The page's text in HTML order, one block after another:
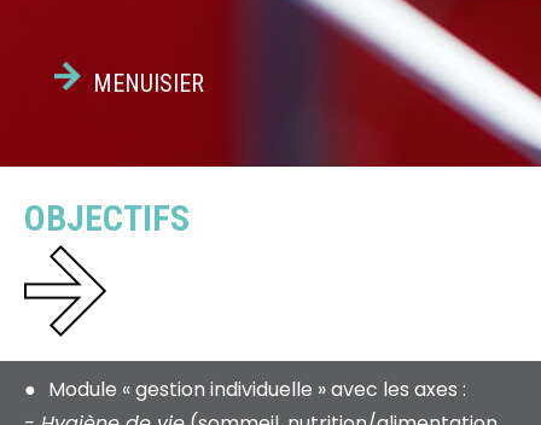
MENUISIER
OBJECTIFS
Module « gestion individuelle » avec les axes :